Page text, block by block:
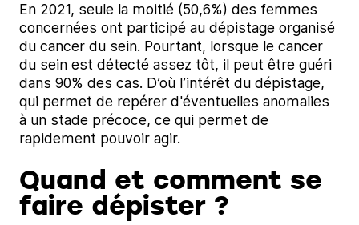
En 2021, seule la moitié (50,6%) des femmes
concernées ont participé au dépistage organisé
du cancer du sein. Pourtant, lorsque le cancer
du sein est détecté assez tôt, il peut être guéri
dans 90% des cas. D’où l’intérêt du dépistage,
qui permet de repérer d'éventuelles anomalies
à un stade précoce, ce qui permet de
rapidement pouvoir agir.
Quand et comment se
faire dépister ?